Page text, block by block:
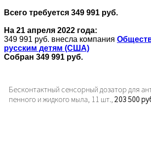
Всего требуется 349 991 руб.
На 21 апреля 2022 года:
349 991 руб. внесла компания
русским детям (США)
Собран 349 991 руб.
Бесконтактный сенсорный дозатор для
пенного и жидкого мыла, 11 шт., 203 500